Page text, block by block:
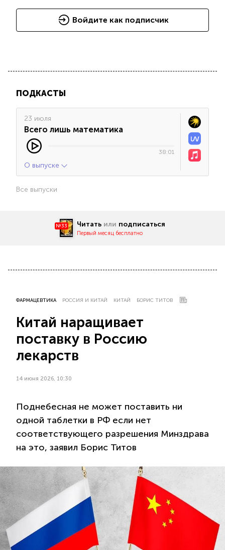
Войдите как подписчик
ПОДКАСТЫ
23 июля
Всего лишь математика
38:01
О выпуске
Все выпуски
№33 Читать или подписаться
Первый месяц бесплатно
ФАРМАЦЕВТИКА РОССИЯ И КИТАЙ КИТАЙ БОРИС ТИТОВ
Китай наращивает
поставку в Россию
лекарств
14 июня 2026, 10:30
Поднебесная не может поставить ни
одной таблетки в РФ если нет
соответствующего разрешения Минздрава
на это, заявил Борис Титов